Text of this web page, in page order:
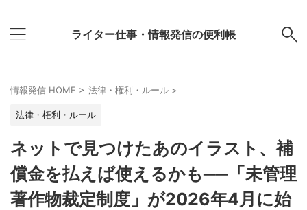
ライター仕事・情報発信の便利帳
情報発信 HOME > 法律・権利・ルール >
法律・権利・ルール
ネットで見つけたあのイラスト、補
償金を払えば使えるかも──「未管理
著作物裁定制度」が2026年4月に始